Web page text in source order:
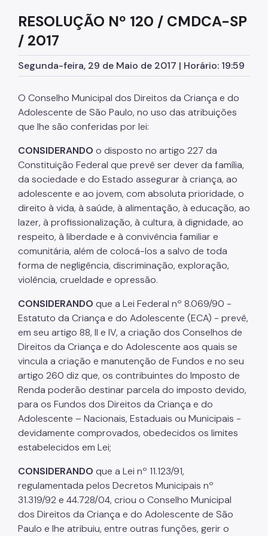
Egressos e Familiares
Igualdade Racial
Imigrantes e Trabalho Decente
Juventude
LGBTI+
Mulheres
Ouvidoria de Direitos Humanos
Pessoa Idosa
Pessoas Desaparecidas
Políticas sobre Drogas
População em Situação de Rua
Povos Indígenas
Promoção e Defesa dos Direitos Humanos
Prêmios
Parcerias
Fundos Vinculados
Fundo de Abastecimento Alimentar de São Paulo -
FAASP
Fundo Municipal de Combate à Fome - FUMCAF
Fundo Municipal do Idoso - FMID
Fundo Municipal dos Direitos da Criança e do
Adolescente - FUMCAD
Imprensa
RESOLUÇÃO Nº 120 / CMDCA-SP
/ 2017
Segunda-feira, 29 de Maio de 2017 | Horário: 19:59
O Conselho Municipal dos Direitos da Criança e do
Adolescente de São Paulo, no uso das atribuições
que lhe são conferidas por lei:
CONSIDERANDO o disposto no artigo 227 da
Constituição Federal que prevê ser dever da família,
da sociedade e do Estado assegurar à criança, ao
adolescente e ao jovem, com absoluta prioridade, o
direito à vida, à saúde, à alimentação, à educação, ao
lazer, à profissionalização, à cultura, à dignidade, ao
respeito, à liberdade e à convivência familiar e
comunitária, além de colocá-los a salvo de toda
forma de negligência, discriminação, exploração,
violência, crueldade e opressão.
CONSIDERANDO que a Lei Federal nº 8.069/90 -
Estatuto da Criança e do Adolescente (ECA) - prevê,
em seu artigo 88, II e IV, a criação dos Conselhos de
Direitos da Criança e do Adolescente aos quais se
vincula a criação e manutenção de Fundos e no seu
artigo 260 diz que, os contribuintes do Imposto de
Renda poderão destinar parcela do imposto devido,
para os Fundos dos Direitos da Criança e do
Adolescente – Nacionais, Estaduais ou Municipais -
devidamente comprovados, obedecidos os limites
estabelecidos em Lei;
CONSIDERANDO que a Lei nº 11.123/91,
regulamentada pelos Decretos Municipais nº
31.319/92 e 44.728/04, criou o Conselho Municipal
dos Direitos da Criança e do Adolescente de São
Paulo e lhe atribuiu, entre outras funções, gerir o